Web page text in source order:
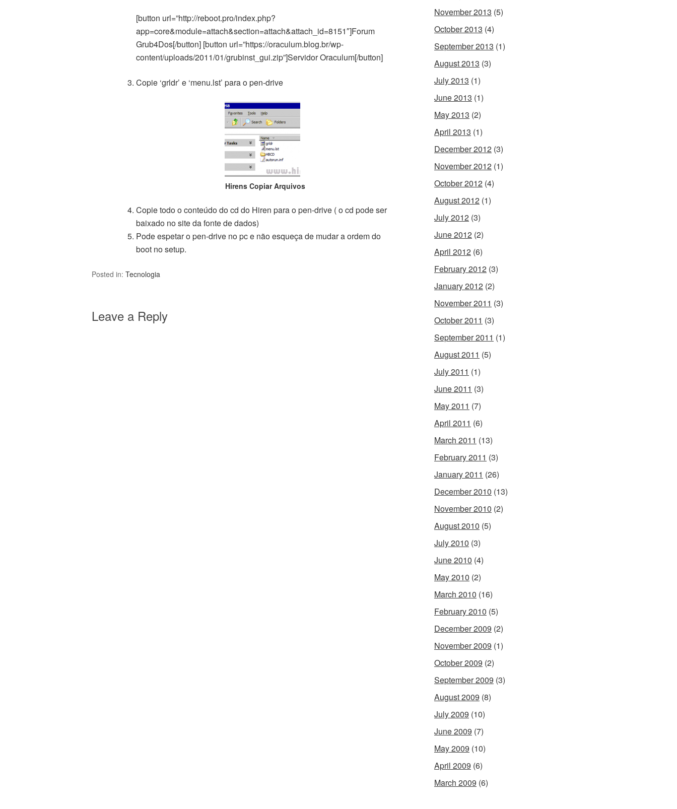
[button url=”http://reboot.pro/index.php?
app=core&module=attach&section=attach&attach_id=8151″]Forum
Grub4Dos[/button] [button url=”https://oraculum.blog.br/wp-
content/uploads/2011/01/grubinst_gui.zip”]Servidor Oraculum[/button]
Copie ‘grldr’ e ‘menu.lst’ para o pen-drive
Hirens Copiar Arquivos
Copie todo o conteúdo do cd do Hiren para o pen-drive ( o cd pode ser
baixado no site da fonte de dados)
Pode espetar o pen-drive no pc e não esqueça de mudar a ordem do
boot no setup.
Posted in: Tecnologia
Leave a Reply
November 2013 (5)
October 2013 (4)
September 2013 (1)
August 2013 (3)
July 2013 (1)
June 2013 (1)
May 2013 (2)
April 2013 (1)
December 2012 (3)
November 2012 (1)
October 2012 (4)
August 2012 (1)
July 2012 (3)
June 2012 (2)
April 2012 (6)
February 2012 (3)
January 2012 (2)
November 2011 (3)
October 2011 (3)
September 2011 (1)
August 2011 (5)
July 2011 (1)
June 2011 (3)
May 2011 (7)
April 2011 (6)
March 2011 (13)
February 2011 (3)
January 2011 (26)
December 2010 (13)
November 2010 (2)
August 2010 (5)
July 2010 (3)
June 2010 (4)
May 2010 (2)
March 2010 (16)
February 2010 (5)
December 2009 (2)
November 2009 (1)
October 2009 (2)
September 2009 (3)
August 2009 (8)
July 2009 (10)
June 2009 (7)
May 2009 (10)
April 2009 (6)
March 2009 (6)